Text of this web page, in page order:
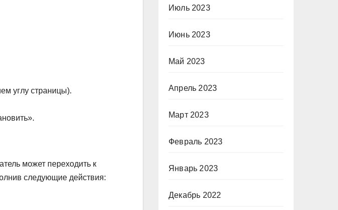
углу страницы).
может переходить к
следующие действия:
Июль 2023
Июнь 2023
Май 2023
Апрель 2023
Март 2023
Февраль 2023
Январь 2023
Декабрь 2022